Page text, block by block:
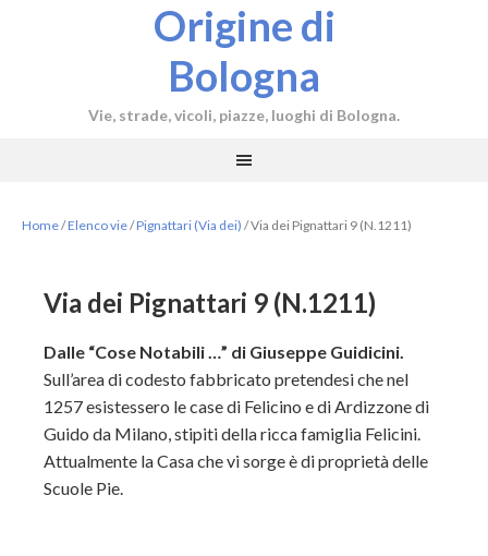
Origine di
Bologna
Vie, strade, vicoli, piazze, luoghi di Bologna.
Home/Elenco vie/Pignattari (Via dei) /Via dei Pignattari 9 (N.1211)
Via dei Pignattari 9 (N.1211)
Dalle “Cose Notabili …” di Giuseppe Guidicini.
Sull’area di codesto fabbricato pretendesi che nel
1257 esistessero le case di Felicino e di Ardizzone di
Guido da Milano, stipiti della ricca famiglia Felicini.
Attualmente la Casa che vi sorge è di proprietà delle
Scuole Pie.